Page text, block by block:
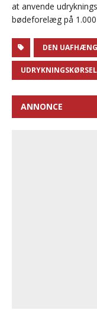
at anvende
bødeforelæg på
DEN
UDRYKNINGSKØRSEL
ANNONCE